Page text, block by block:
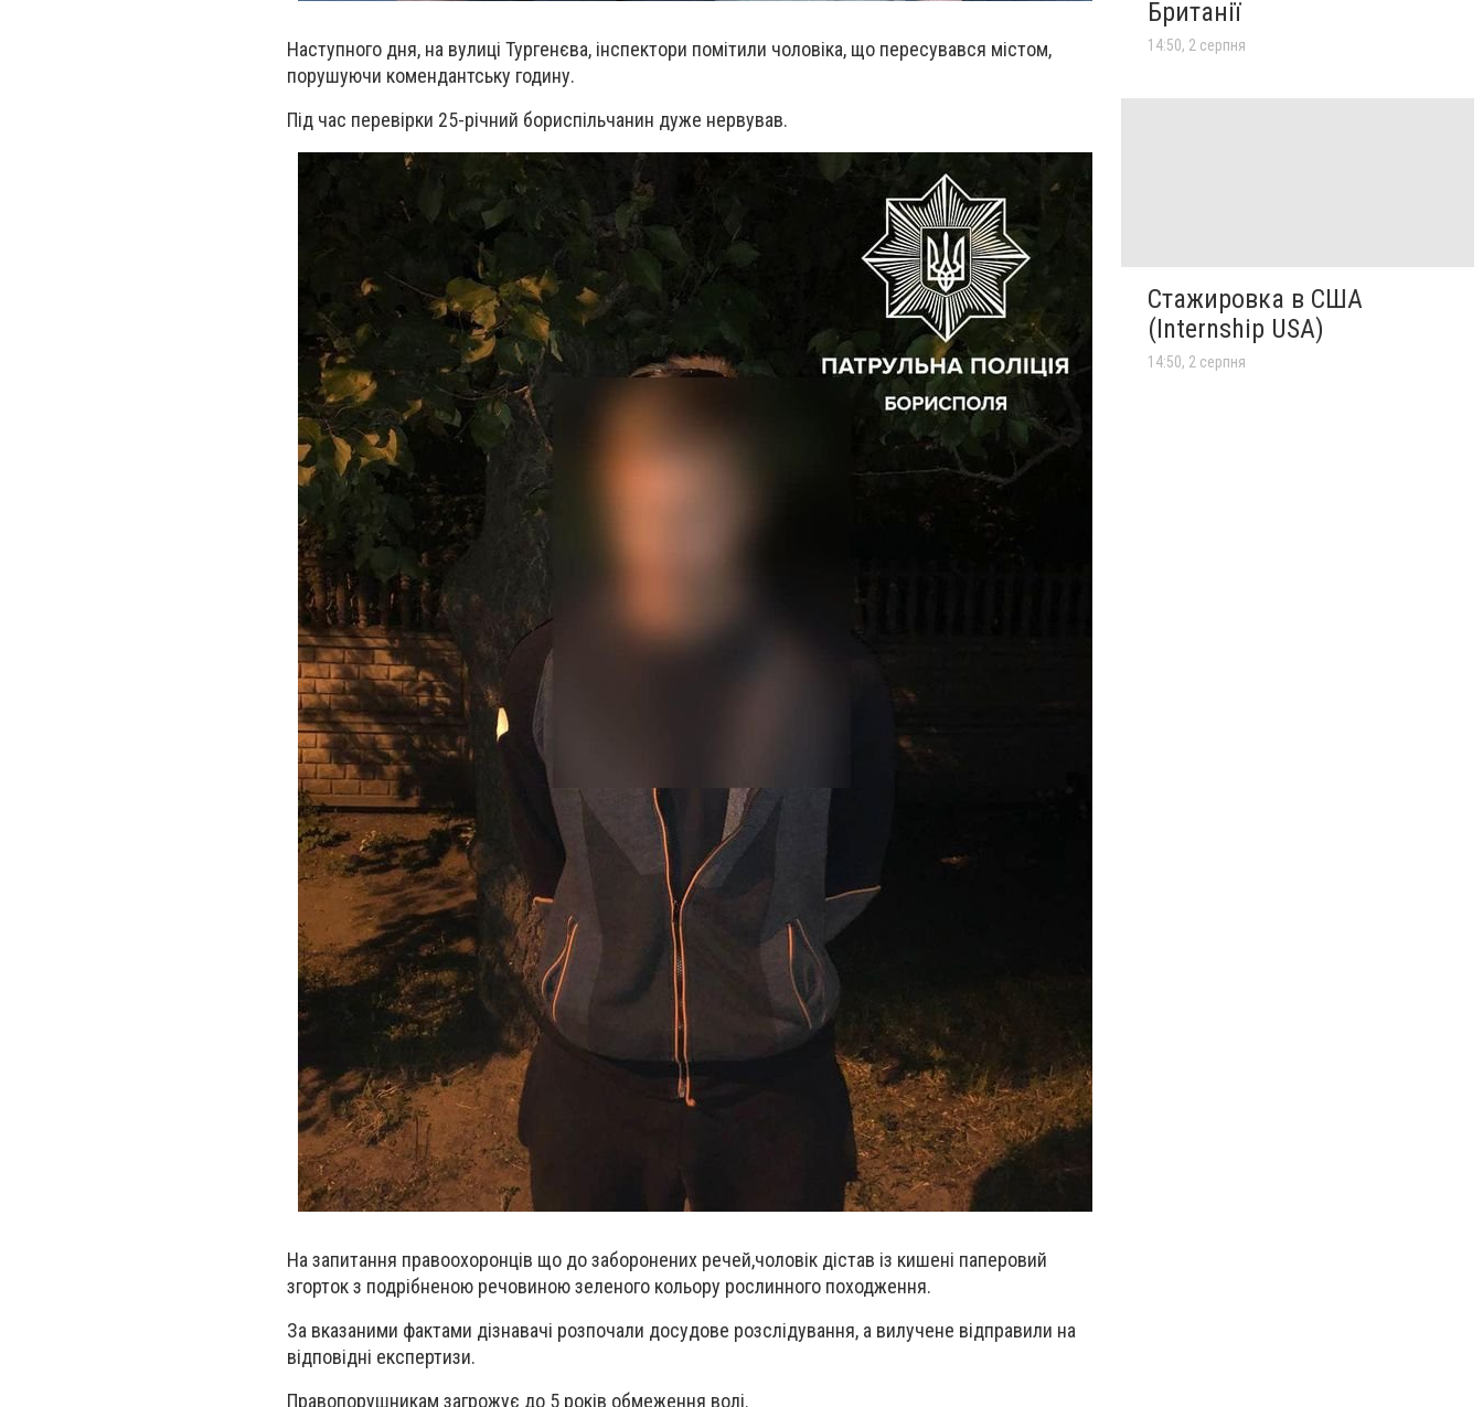
Наступного дня, на вулиці Тургенєва, інспектори помітили чоловіка, що пересувався містом,
порушуючи комендантську годину.
Під час перевірки 25-річний бориспільчанин дуже нервував.
На запитання правоохоронців що до заборонених речей,чоловік дістав із кишені паперовий
згорток з подрібненою речовиною зеленого кольору рослинного походження.
За вказаними фактами дізнавачі розпочали досудове розслідування, а вилучене відправили на
відповідні експертизи.
Правопорушникам загрожує до 5 років обмеження волі.
Британії
14:50, 2 серпня
Стажировка в США
(Internship USA)
14:50, 2 серпня